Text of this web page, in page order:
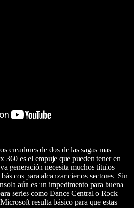
creadores de dos de las sagas más
360 es el empuje que pueden tener en
generación necesita muchos títulos
para alcanzar ciertos sectores. Sin
aún es un impedimento para buena
series como Dance Central o Rock
resulta básico para que estas